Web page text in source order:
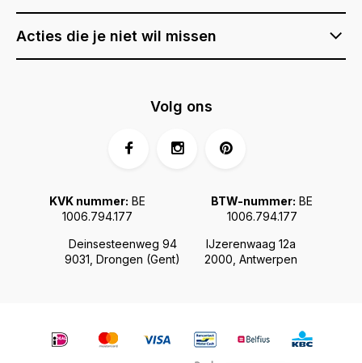
Acties die je niet wil missen
Deinsesteenweg 94
9031, Drongen (Gent)
IJzerenwaag 12a
2000, Antwerpen
KVK nummer: BE
1006.794.177
BTW-nummer: BE
1006.794.177
Volg ons